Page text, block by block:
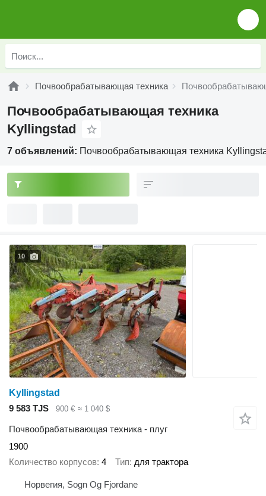
Почвообрабатывающая техника
Почвообрабатывающая техника
Kyllingstad
7 объявлений: Почвообрабатывающая техника
10
Kyllingstad
9 583 TJS
900 € ≈ 1 040 $
Почвообрабатывающая техника - плуг
1900
Количество корпусов 4 Тип для трактора
Норвегия, Sogn Og Fjordane